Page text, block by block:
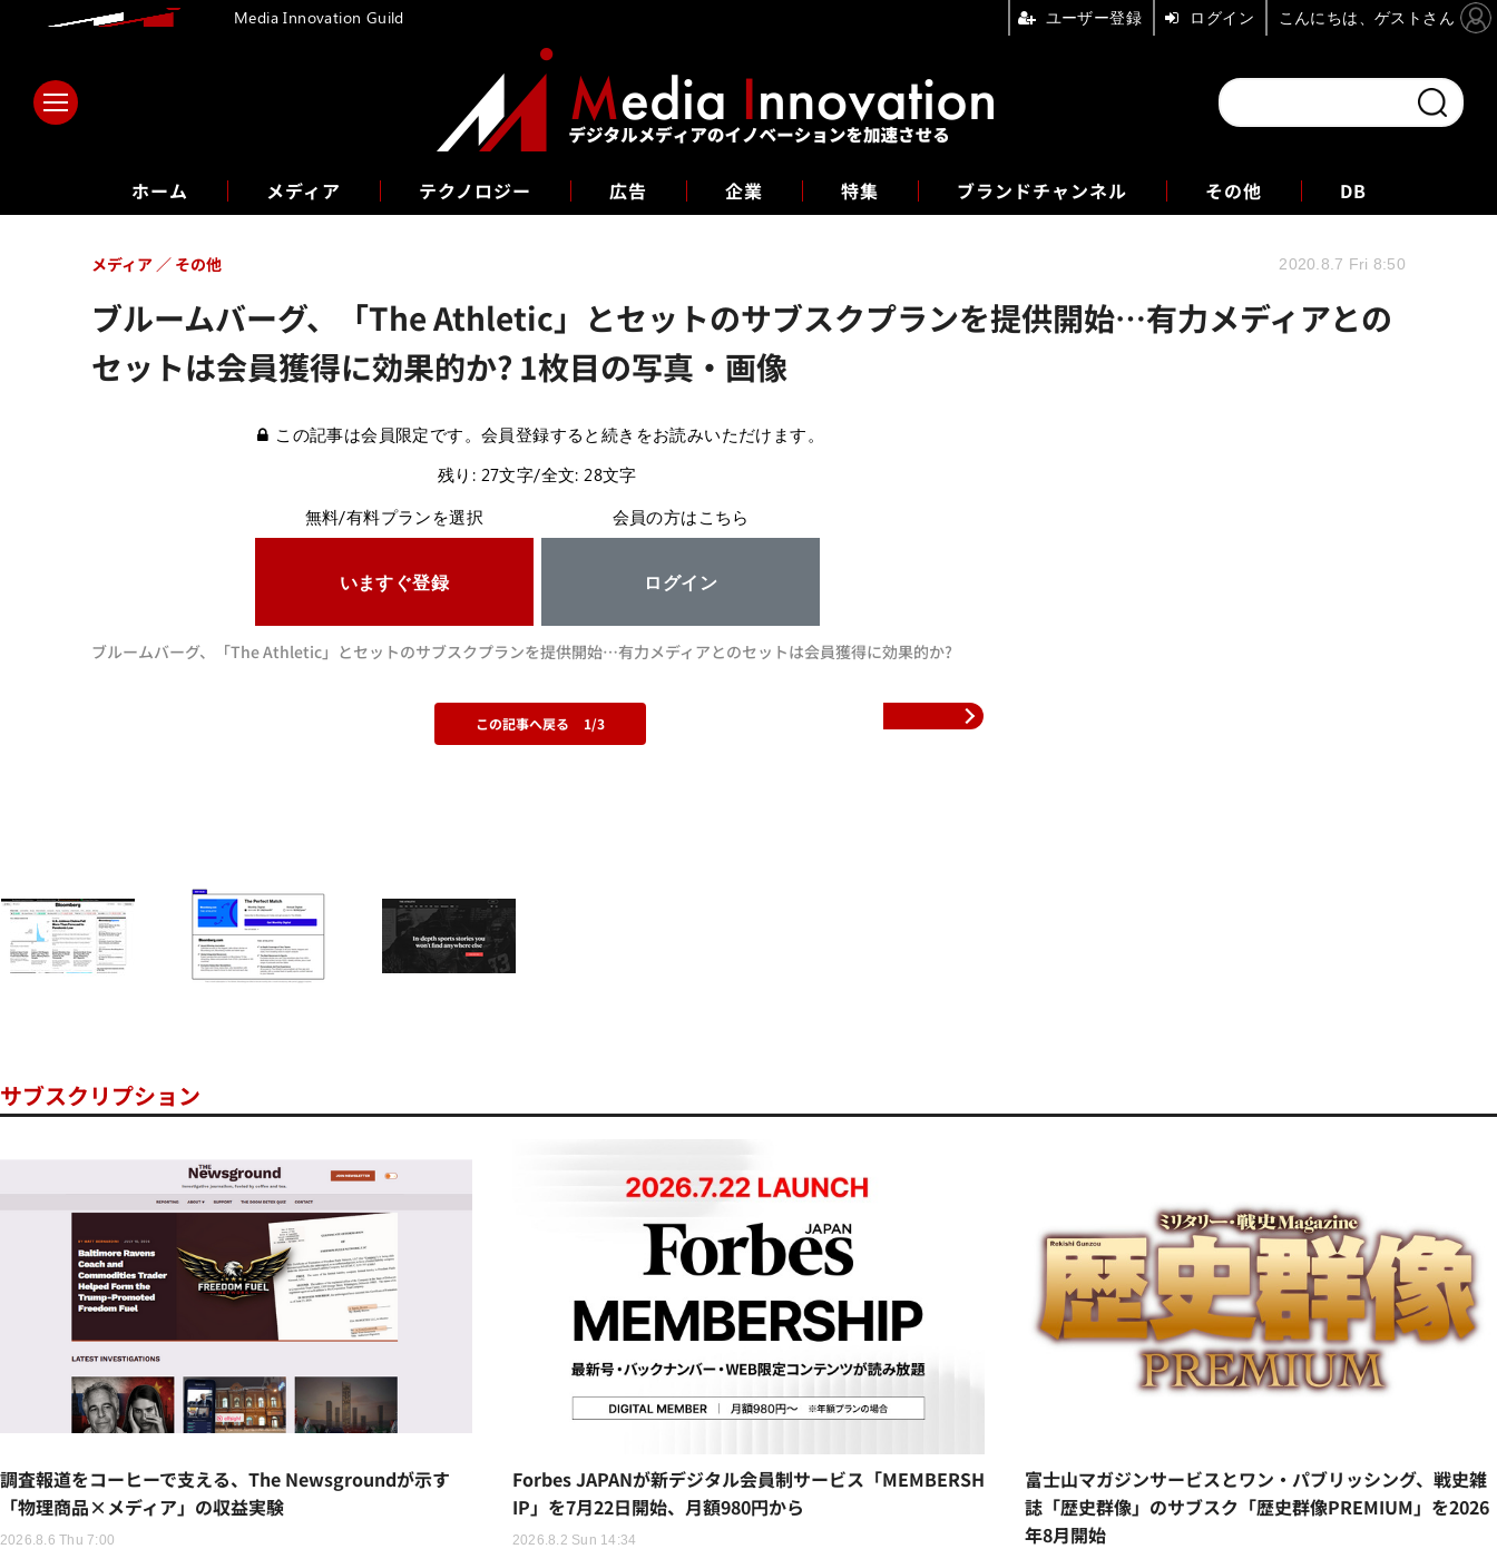
ホーム メディア テクノロジー 広告 企業 特集 ブランドチャンネル
フォーエム その他 DB
ブルームバーグ、「The Athletic」とセットのサブスクプランを提供開始…有力メディアとの
セットは会員獲得に効果的か? 1枚目の写真・画像
メディア その他 2020.8.7 Fri 8:50
この記事は会員限定です。会員登録すると続きをお読みいただけます。
残り: 27文字/全文: 28文字
無料/有料プランを選択
いますぐ登録
会員の方はこちら
ログイン
ブルームバーグ、「The Athletic」とセットのサブスクプランを提供開始…有力メディアとのセットは会員獲得に効果的か?
この記事へ戻る 1/3
サブスクリプション
調査報道をコーヒーで支える、The Newsgroundが示す
「物理商品×メディア」の収益実験
2026.8.6 Thu 7:00
Forbes JAPANが新デジタル会員制サービス「MEMBERSH
IP」を7月22日開始、月額980円から
2026.8.2 Sun 14:34
富士山マガジンサービスとワン・パブリッシング、戦史雑
誌「歴史群像」のサブスク「歴史群像PREMIUM」を2026
年8月開始
Media Innovation Guild ユーザー登録 ログイン こんにちは、ゲストさん